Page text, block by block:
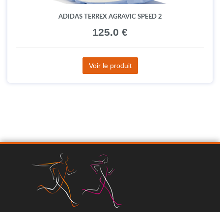
ADIDAS TERREX AGRAVIC SPEED 2
125.0 €
Voir le produit